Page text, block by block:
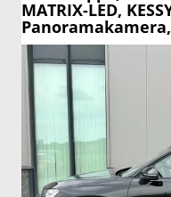
MATRIX-LED,